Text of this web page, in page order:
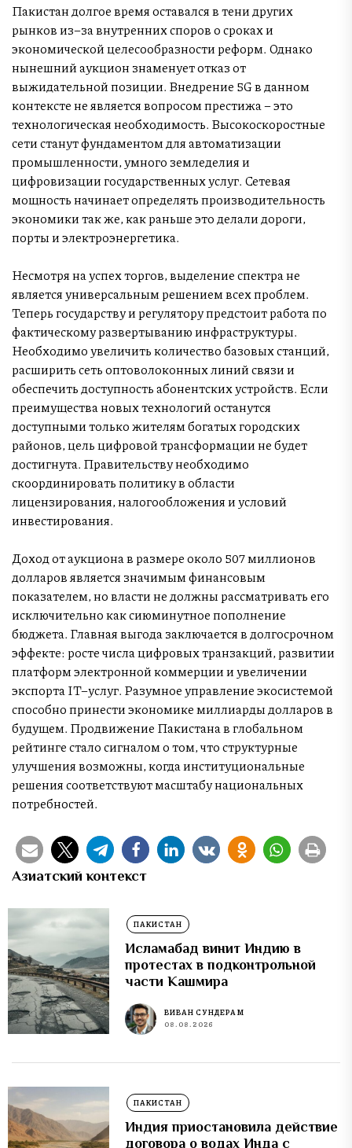
Пакистан долгое время оставался в тени других
рынков из–за внутренних споров о сроках и
экономической целесообразности реформ. Однако
нынешний аукцион знаменует отказ от
выжидательной позиции. Внедрение 5G в данном
контексте не является вопросом престижа – это
технологическая необходимость. Высокоскоростные
сети станут фундаментом для автоматизации
промышленности, умного земледелия и
цифровизации государственных услуг. Сетевая
мощность начинает определять производительность
экономики так же, как раньше это делали дороги,
порты и электроэнергетика.
Несмотря на успех торгов, выделение спектра не
является универсальным решением всех проблем.
Теперь государству и регулятору предстоит работа по
фактическому развертыванию инфраструктуры.
Необходимо увеличить количество базовых станций,
расширить сеть оптоволоконных линий связи и
обеспечить доступность абонентских устройств. Если
преимущества новых технологий останутся
доступными только жителям богатых городских
районов, цель цифровой трансформации не будет
достигнута. Правительству необходимо
скоординировать политику в области
лицензирования, налогообложения и условий
инвестирования.
Доход от аукциона в размере около 507 миллионов
долларов является значимым финансовым
показателем, но власти не должны рассматривать его
исключительно как сиюминутное пополнение
бюджета. Главная выгода заключается в долгосрочном
эффекте: росте числа цифровых транзакций, развитии
платформ электронной коммерции и увеличении
экспорта IT–услуг. Разумное управление экосистемой
способно принести экономике миллиарды долларов в
будущем. Продвижение Пакистана в глобальном
рейтинге стало сигналом о том, что структурные
улучшения возможны, когда институциональные
решения соответствуют масштабу национальных
потребностей.
Азиатский контекст
ПАКИСТАН
Исламабад винит Индию в
протестах в подконтрольной
части Кашмира
ВИВАН СУНДЕРАМ
08.08.2026
ПАКИСТАН
Индия приостановила действие
договора о водах Инда с